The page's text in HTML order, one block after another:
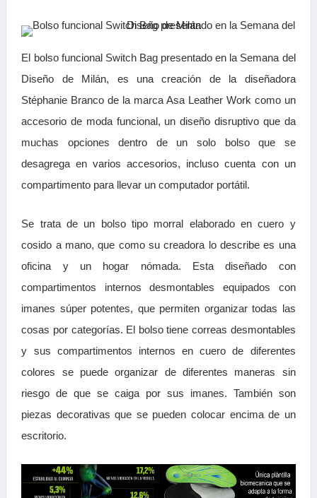
El bolso funcional Switch Bag presentado en la Semana del
Diseño de Milán, es una creación de la diseñadora
Stéphanie Branco de la marca Asa Leather Work como un
accesorio de moda funcional, un diseño disruptivo que da
muchas opciones dentro de un solo bolso que se
desagrega en varios accesorios, incluso cuenta con un
compartimento para llevar un computador portátil.
Se trata de un bolso tipo morral elaborado en cuero y
cosido a mano, que como su creadora lo describe es una
oficina y un hogar nómada. Esta diseñado con
compartimentos internos desmontables equipados con
imanes súper potentes, que permiten organizar todas las
cosas por categorías. El bolso tiene correas desmontables
y sus compartimentos internos en cuero de diferentes
colores se puede organizar de diferentes maneras sin
riesgo de que se caiga por sus imanes. También son
piezas decorativas que se pueden colocar encima de un
escritorio.